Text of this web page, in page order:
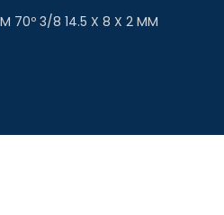
70º 3/8 14.5 X 8 X 2 MM